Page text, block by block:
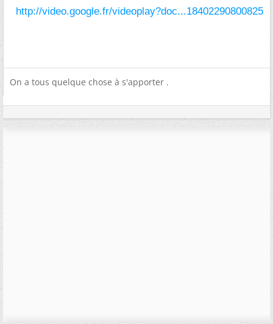
http://video.google.fr/videoplay?doc...18402290800825
On a tous quelque chose à s'apporter .